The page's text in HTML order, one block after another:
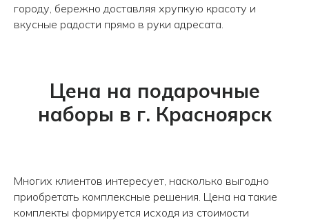
городу, бережно доставляя хрупкую красоту и
вкусные радости прямо в руки адресата.
Цена на подарочные
наборы в г. Красноярск
Многих клиентов интересует, насколько выгодно
приобретать комплексные решения. Цена на такие
комплекты формируется исходя из стоимости